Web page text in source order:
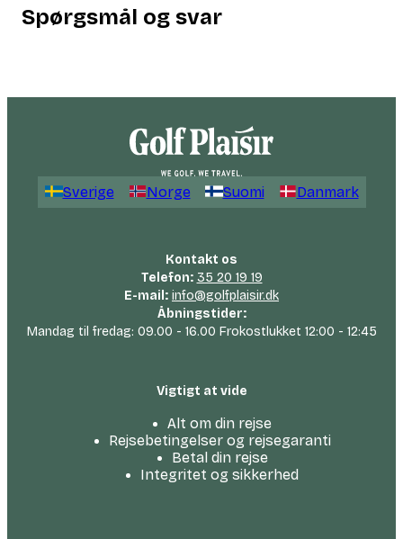
Spørgsmål og svar
Sverige Norge Suomi Danmark
Kontakt os
Telefon: 35 20 19 19
E-mail: info@golfplaisir.dk
Åbningstider:
Mandag til fredag: 09.00 - 16.00 Frokostlukket 12:00 - 12:45
Vigtigt at vide
Alt om din rejse
Rejsebetingelser og rejsegaranti
Betal din rejse
Integritet og sikkerhed